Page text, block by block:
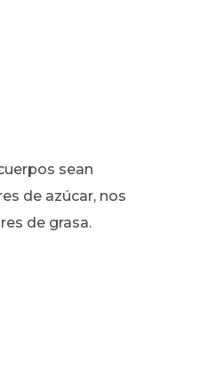
sean
de azúcar, nos
de grasa.